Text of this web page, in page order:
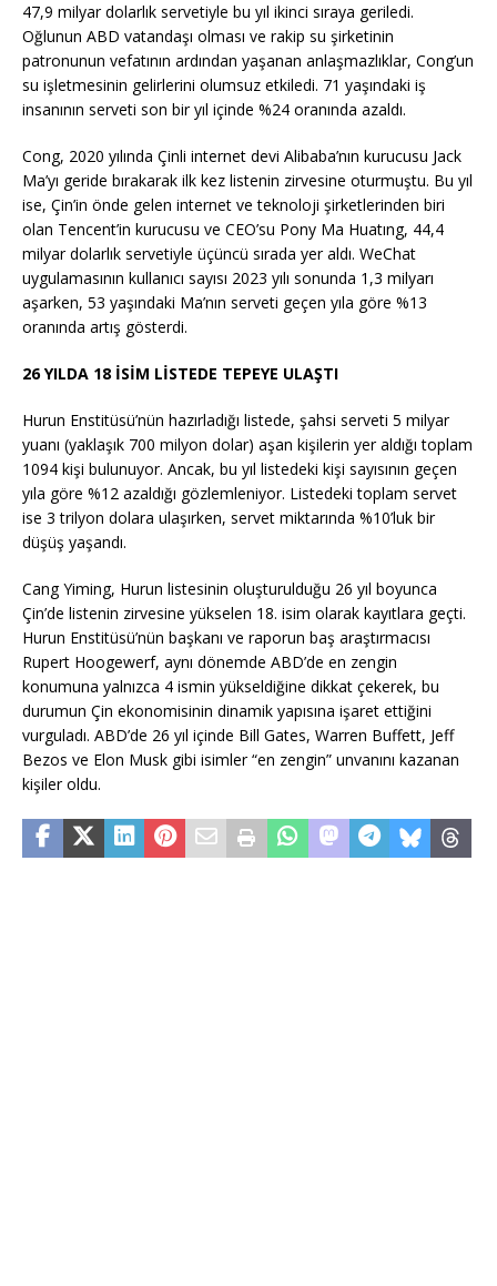
47,9 milyar dolarlık servetiyle bu yıl ikinci sıraya geriledi.
Oğlunun ABD vatandaşı olması ve rakip su şirketinin
patronunun vefatının ardından yaşanan anlaşmazlıklar, Cong’un
su işletmesinin gelirlerini olumsuz etkiledi. 71 yaşındaki iş
insanının serveti son bir yıl içinde %24 oranında azaldı.
Cong, 2020 yılında Çinli internet devi Alibaba’nın kurucusu Jack
Ma’yı geride bırakarak ilk kez listenin zirvesine oturmuştu. Bu yıl
ise, Çin’in önde gelen internet ve teknoloji şirketlerinden biri
olan Tencent’in kurucusu ve CEO’su Pony Ma Huatıng, 44,4
milyar dolarlık servetiyle üçüncü sırada yer aldı. WeChat
uygulamasının kullanıcı sayısı 2023 yılı sonunda 1,3 milyarı
aşarken, 53 yaşındaki Ma’nın serveti geçen yıla göre %13
oranında artış gösterdi.
26 YILDA 18 İSİM LİSTEDE TEPEYE ULAŞTI
Hurun Enstitüsü’nün hazırladığı listede, şahsi serveti 5 milyar
yuanı (yaklaşık 700 milyon dolar) aşan kişilerin yer aldığı toplam
1094 kişi bulunuyor. Ancak, bu yıl listedeki kişi sayısının geçen
yıla göre %12 azaldığı gözlemleniyor. Listedeki toplam servet
ise 3 trilyon dolara ulaşırken, servet miktarında %10’luk bir
düşüş yaşandı.
Cang Yiming, Hurun listesinin oluşturulduğu 26 yıl boyunca
Çin’de listenin zirvesine yükselen 18. isim olarak kayıtlara geçti.
Hurun Enstitüsü’nün başkanı ve raporun baş araştırmacısı
Rupert Hoogewerf, aynı dönemde ABD’de en zengin
konumuna yalnızca 4 ismin yükseldiğine dikkat çekerek, bu
durumun Çin ekonomisinin dinamik yapısına işaret ettiğini
vurguladı. ABD’de 26 yıl içinde Bill Gates, Warren Buffett, Jeff
Bezos ve Elon Musk gibi isimler “en zengin” unvanını kazanan
kişiler oldu.